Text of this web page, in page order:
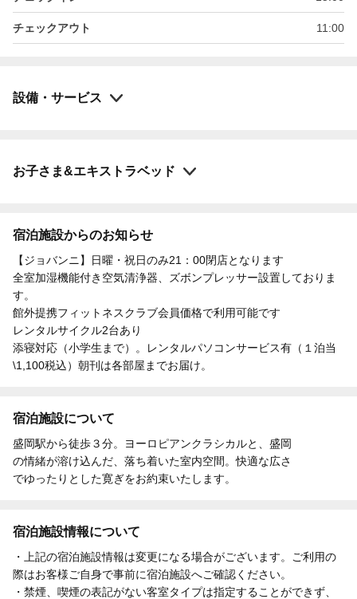
チェックアウト 11:00
設備・サービス
お子さま&エキストラベッド
宿泊施設からのお知らせ
【ジョバンニ】日曜・祝日のみ21：00閉店となります
全室加湿機能付き空気清浄器、ズボンプレッサー設置しておりま
す。
館外提携フィットネスクラブ会員価格で利用可能です
レンタルサイクル2台あり
添寝対応（小学生まで）。レンタルパソコンサービス有（１泊当
\1,100税込）朝刊は各部屋までお届け。
宿泊施設について
盛岡駅から徒歩３分。ヨーロピアンクラシカルと、盛岡
の情緒が溶け込んだ、落ち着いた室内空間。快適な広さ
でゆったりとした寛ぎをお約束いたします。
宿泊施設情報について
・上記の宿泊施設情報は変更になる場合がございます。ご利用の
際はお客様ご自身で事前に宿泊施設へご確認ください。
・禁煙、喫煙の表記がない客室タイプは指定することができず、